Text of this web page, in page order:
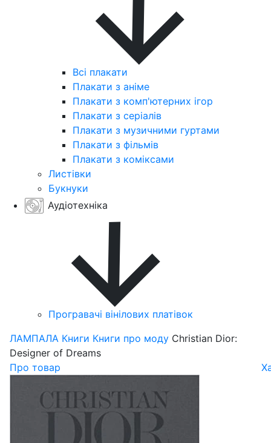
Всі плакати
Плакати з аніме
Плакати з комп'ютерних ігор
Плакати з серіалів
Плакати з музичними гуртами
Плакати з фільмів
Плакати з коміксами
Листівки
Букнуки
Аудіотехніка
Програвачі вінілових платівок
ЛАМПАЛА Книги Книги про моду Christian Dior:
Designer of Dreams
Про товар